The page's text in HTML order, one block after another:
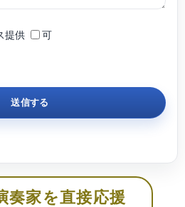
提供 可
奏家を直接応援